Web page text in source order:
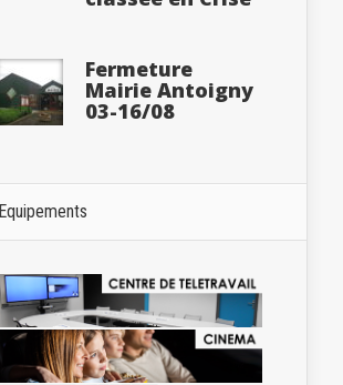
Fermeture
Mairie Antoigny
03-16/08
Equipements